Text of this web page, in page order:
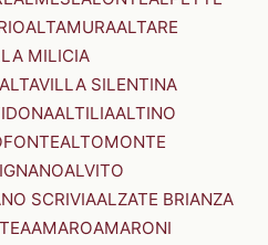
ALTAMURAALTARE
MILICIA
ALTAVILLA SILENTINA
ALTILIAALTINO
ALTOMONTE
ALVITO
SCRIVIAALZATE BRIANZA
AMAROAMARONI